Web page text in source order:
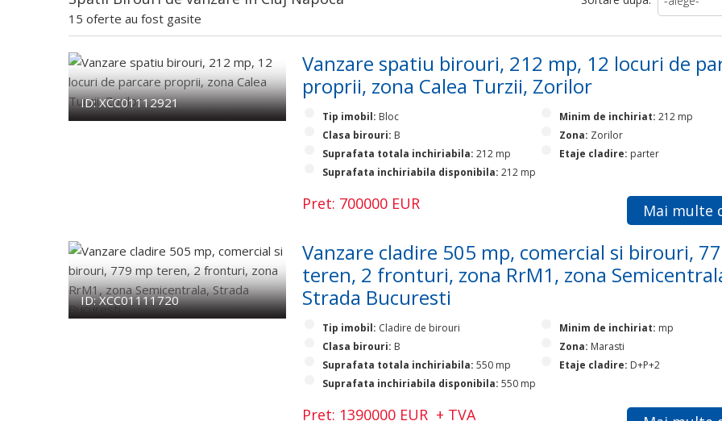
15 oferte au fost gasite
ID: XCC01112921
Vanzare spatiu birouri, 212 mp, 12 locuri de
proprii, zona Calea Turzii, Zorilor
Tip imobil: Bloc
Clasa birouri: B
Suprafata totala inchiriabila: 212 mp
Suprafata inchiriabila disponibila: 212 mp
Minim de inchiriat: 212 mp
Zona: Zorilor
Etaje cladire: parter
Mai multe
Pret: 700000 EUR
ID: XCC01111720
Vanzare cladire 505 mp, comercial si birouri,
teren, 2 fronturi, zona RrM1, zona
Strada Bucuresti
Tip imobil: Cladire de birouri
Clasa birouri: B
Suprafata totala inchiriabila: 550 mp
Suprafata inchiriabila disponibila: 550 mp
Minim de inchiriat: mp
Zona: Marasti
Etaje cladire: D+P+2
Pret: 1390000 EUR + TVA